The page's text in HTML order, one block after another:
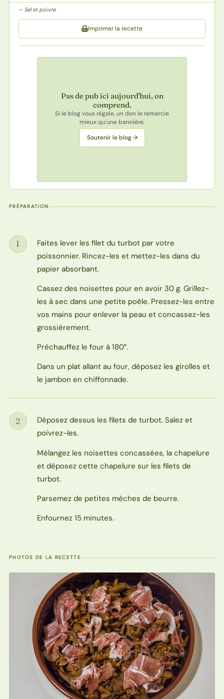
Sel et poivre
Imprimer la recette
Pas de pub ici aujourd'hui, on
comprend.
Si le blog vous régale, un don le remercie
mieux qu'une bannière.
Soutenir le blog →
PRÉPARATION
Étape
1
Faites lever les filet du turbot par votre
poissonnier. Rincez-les et mettez-les dans du
papier absorbant.
Cassez des noisettes pour en avoir 30 g. Grillez-
les à sec dans une petite poêle. Pressez-les entre
vos mains pour enlever la peau et concassez-les
grossièrement.
Préchauffez le four à 180°.
Dans un plat allant au four, déposez les girolles et
le jambon en chiffonnade.
Étape
2
Déposez dessus les filets de turbot. Salez et
poivrez-les.
Mélangez les noisettes concassées, la chapelure
et déposez cette chapelure sur les filets de
turbot.
Parsemez de petites mèches de beurre.
Enfournez 15 minutes.
PHOTOS DE LA RECETTE